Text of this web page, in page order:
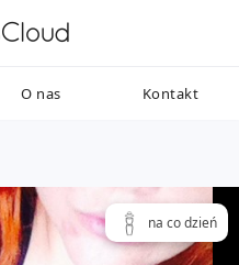
O nas Kontakt
na co dzień